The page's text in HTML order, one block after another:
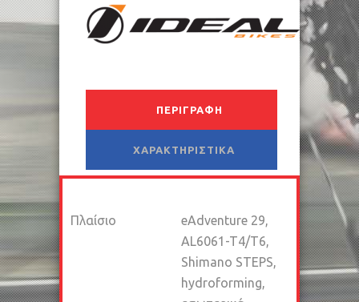
ΠΕΡΙΓΡΑΦΉ
ΧΑΡΑΚΤΗΡΙΣΤΙΚΆ
Πλαίσιο
eAdventure 29,
AL6061-T4/T6,
Shimano STEPS,
hydroforming,